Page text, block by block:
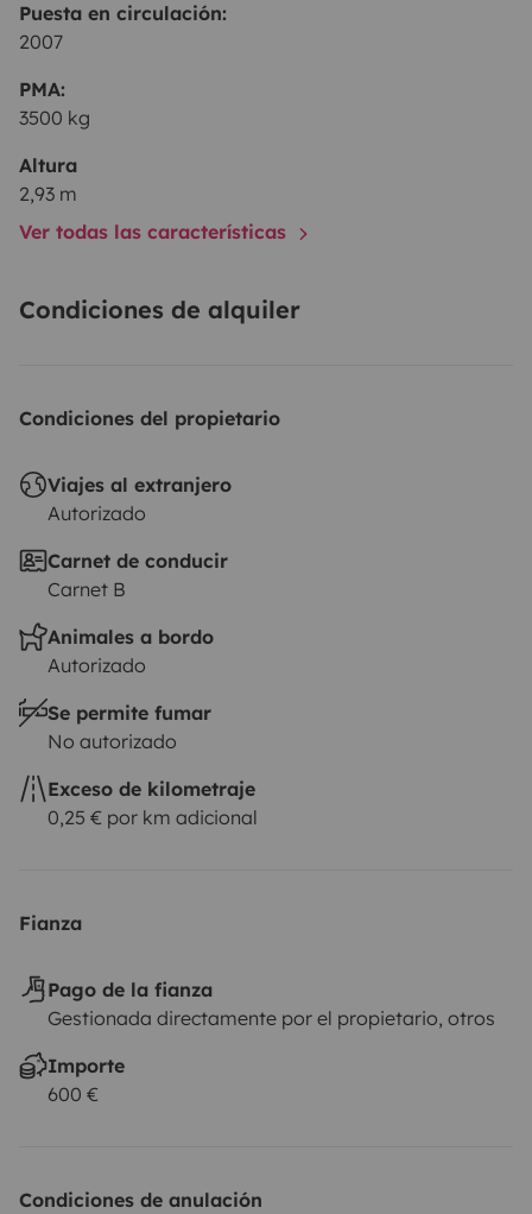
Puesta en circulación:
2007
PMA:
3500 kg
Altura
2,93 m
Ver todas las características
Condiciones de alquiler
Condiciones del propietario
Viajes al extranjero
Autorizado
Carnet de conducir
Carnet B
Animales a bordo
Autorizado
Se permite fumar
No autorizado
Exceso de kilometraje
0,25 € por km adicional
Fianza
Pago de la fianza
Gestionada directamente por el propietario, otros
Importe
600 €
Condiciones de anulación